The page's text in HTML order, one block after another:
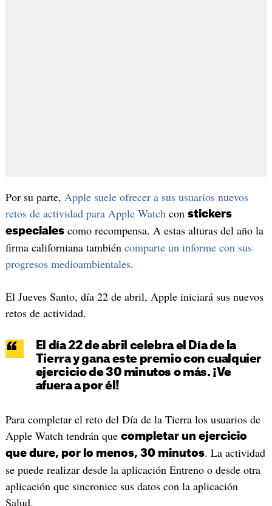
Por su parte, Apple suele ofrecer a sus usuarios nuevos
retos de actividad para Apple Watchcon stickers
especialescomo recompensa. A estas alturas del año la
firma californiana también comparte un informe con sus
progresos medioambientales.
El Jueves Santo, día 22 de abril, Apple iniciará sus nuevos
retos de actividad.
El día 22 de abril celebra el Día de la
Tierra y gana este premio con cualquier
ejercicio de 30 minutos o más. ¡Ve
afuera a por él!
Para completar el reto del Día de la Tierra los usuarios de
Apple Watch tendrán que completar un ejercicio
que dure, por lo menos, 30 minutos. La actividad
se puede realizar desde la aplicación Entreno o desde otra
aplicación que sincronice sus datos con la aplicación
Salud.